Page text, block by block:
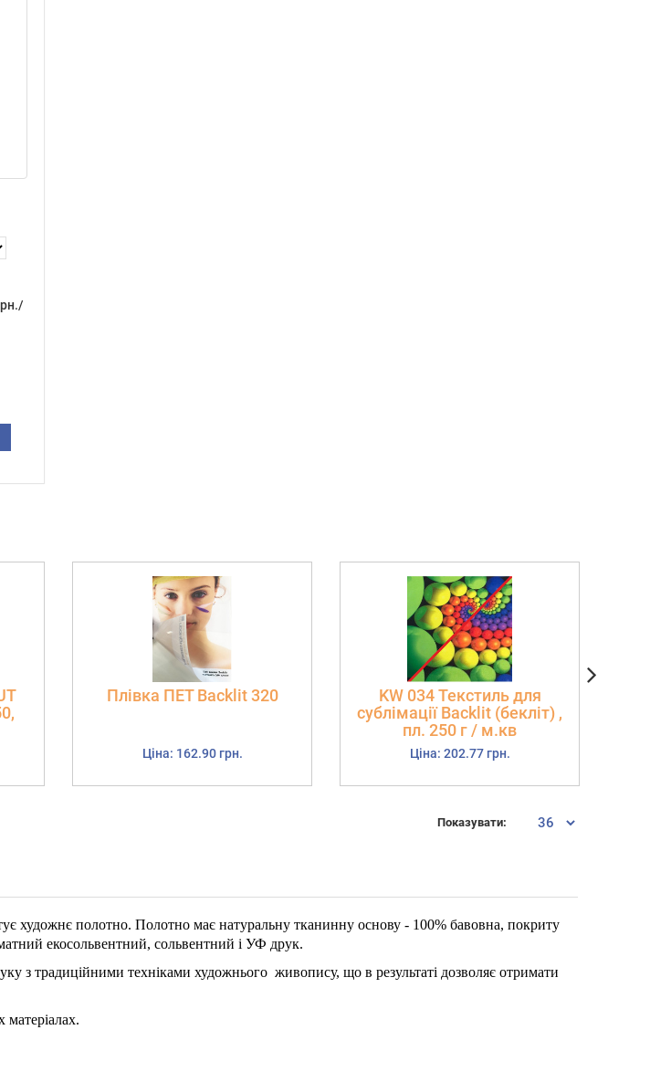
Плівка ПЕТ Backlit 320
Ціна: 162.90 грн.
KW 034 Текстиль для
сублімації Backlit (бекліт) ,
пл. 250 г / м.кв
Ціна: 202.77 грн.
Показувати:
художнє полотно. Полотно має натуральну тканинну основу - 100% бавовна, покриту
екосольвентний, сольвентний і УФ друк.
з традиційними техніками художнього живопису, що в результаті дозволяє отримати